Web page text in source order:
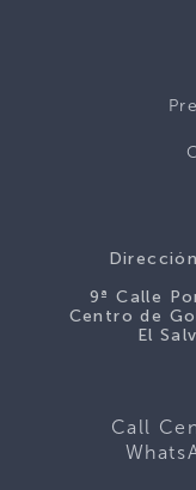
9ª Calle
Centro de
El
Call